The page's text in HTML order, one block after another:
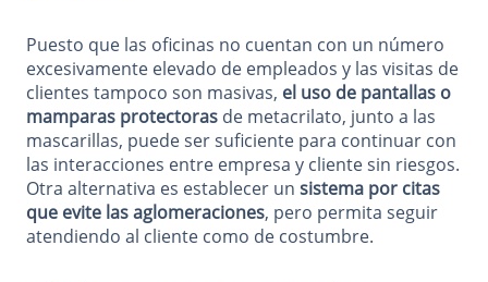
Puesto que las oficinas no cuentan con un número
excesivamente elevado de empleados y las visitas de
clientes tampoco son masivas, el uso de pantallas o
mamparas protectoras de metacrilato, junto a las
mascarillas, puede ser suficiente para continuar con
las interacciones entre empresa y cliente sin riesgos.
Otra alternativa es establecer un sistema por citas
que evite las aglomeraciones, pero permita seguir
atendiendo al cliente como de costumbre.